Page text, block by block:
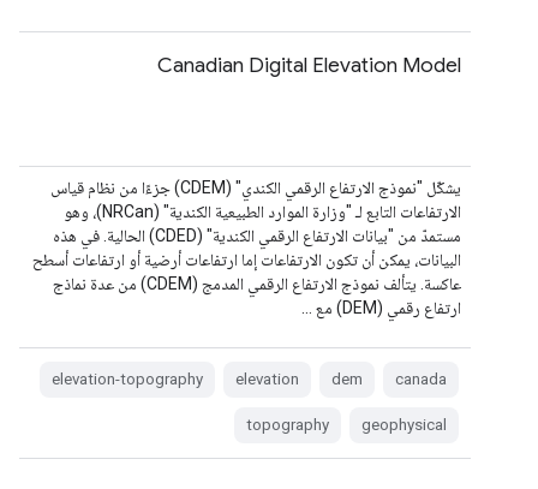
Canadian Digital Elevation Model
يشكّل "نموذج الارتفاع الرقمي الكندي" (CDEM) جزءًا من نظام قياس
الارتفاعات التابع لـ "وزارة الموارد الطبيعية الكندية" (NRCan)، وهو
مستمدّ من "بيانات الارتفاع الرقمي الكندية" (CDED) الحالية. في هذه
البيانات، يمكن أن تكون الارتفاعات إما ارتفاعات أرضية أو ارتفاعات أسطح
عاكسة. يتألف نموذج الارتفاع الرقمي المدمج (CDEM) من عدة نماذج
ارتفاع رقمي (DEM) مع …
canada
dem
elevation
elevation-topography
geophysical
topography